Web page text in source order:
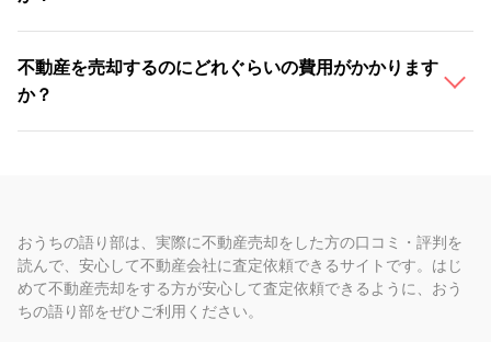
不動産を売却するのにどれぐらいの費用がかかります
か？
おうちの語り部は、実際に不動産売却をした方の口コミ・評判を
読んで、安心して不動産会社に査定依頼できるサイトです。はじ
めて不動産売却をする方が安心して査定依頼できるように、おう
ちの語り部をぜひご利用ください。